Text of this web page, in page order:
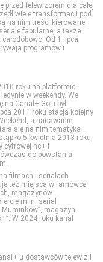
przed telewizorem dla całej
wiele transformacji pod
na nim treści kierowane
fabularne, a także
Od 1 lipca
programów i
roku na platformie
w weekendy. We
na Canal+ Gol i był
2011 roku stacja kolejny
a nadawanie
się na nim tematyka
5 kwietnia 2013 roku,
cyfrowej nc+ i
do powstania
filmach i serialach
też miejsca w ramówce
magazynów
m.in. serial
Muminków”, magazyn
W 2024 roku kanał
u dostawców telewizji